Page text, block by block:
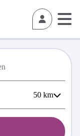
50 km